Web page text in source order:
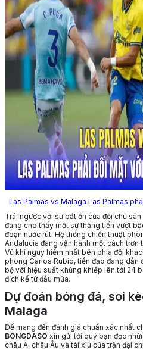
Las Palmas vs Malaga Las Palmas
Trái ngược với sự bất ổn của đội chủ
đang cho thấy một sự thăng tiến vượt
đoạn nước rút. Hệ thống chiến thuật
Andalucia đang vận hành một cách
Vũ khí nguy hiểm nhất bên phía đội
phong Carlos Rubio, tiền đạo đang dẫn
bộ với hiệu suất khủng khiếp lên tới 24
đích kể từ đầu mùa.
Dự đoán bóng đá, soi
Malaga
Để mang đến đánh giá chuẩn xác nhất
BONGDASO xin gửi tới quý bạn đọc
châu Á, châu Âu và tài xỉu của trận đại